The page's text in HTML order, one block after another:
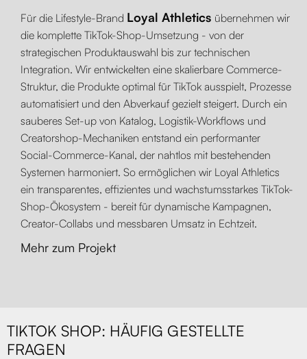
Für die Lifestyle-Brand Loyal Athletics übernehmen wir
die komplette TikTok-Shop-Umsetzung - von der
strategischen Produktauswahl bis zur technischen
Integration. Wir entwickelten eine skalierbare Commerce-
Struktur, die Produkte optimal für TikTok ausspielt, Prozesse
automatisiert und den Abverkauf gezielt steigert. Durch ein
sauberes Set-up von Katalog, Logistik-Workflows und
Creatorshop-Mechaniken entstand ein performanter
Social-Commerce-Kanal, der nahtlos mit bestehenden
Systemen harmoniert. So ermöglichen wir Loyal Athletics
ein transparentes, effizientes und wachstumsstarkes TikTok-
Shop-Ökosystem - bereit für dynamische Kampagnen,
Creator-Collabs und messbaren Umsatz in Echtzeit.
Mehr zum Projekt
TIKTOK SHOP: HÄUFIG GESTELLTE
FRAGEN